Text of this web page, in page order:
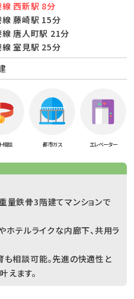
西新駅 8分
藤崎駅 15分
唐人町駅 21分
室見駅 25分
相談 都市ガス エレベーター
量鉄骨3階建てマンションで
ホテルライクな内廊下、共用ラ
相談可能。先進の快適性と
えます。